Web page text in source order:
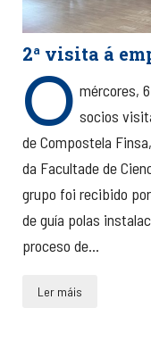
2ª visita á
O mércores,
socios
de Compostela
da Facultade de
grupo foi recibido
de guía polas
proceso de...
Ler máis